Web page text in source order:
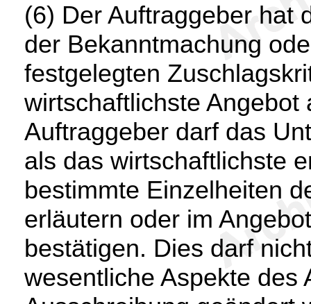
(6) Der Auftraggeber hat
der Bekanntmachung
festgelegten
wirtschaftlichste Angebot
Auftraggeber darf das
als das wirtschaftlichste
bestimmte Einzelheiten
erläutern oder im
bestätigen. Dies darf
wesentliche Aspekte des